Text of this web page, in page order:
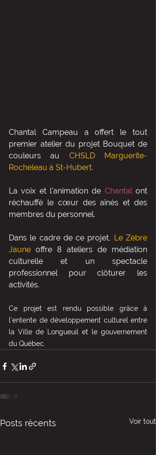
Chantal Campeau a offert le tout
premier atelier du projet Bouquet de
couleurs au CHSLD Marguerite-
Rocheleau à St-Hubert.
La voix et l'animation de Chantal ont
réchauffé le cœur des aînés et des
membres du personnel.
Dans le cadre de ce projet, Le Zèbre
Jaune offre 8 ateliers de médiation
culturelle et un spectacle
professionnel pour clôturer les
activités.
Ce projet est rendu possible grâce à
l'entente de développement culturel entre
la Ville de Longueuil et le gouvernement
du Québec.
Posts récents Voir tout